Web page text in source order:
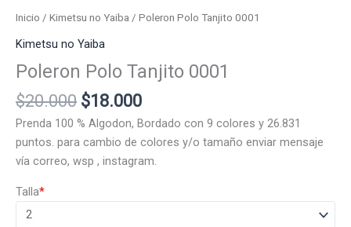
Inicio / Kimetsu no Yaiba / Poleron Polo Tanjito 0001
Kimetsu no Yaiba
Poleron Polo Tanjito 0001
$20.000 El
precio
original
era:
$18.000El
precio
actual
es:
Prenda 100 % Algodon, Bordado con 9 colores y 26.831
puntos. para cambio de colores y/o tamaño enviar mensaje
vía correo, wsp , instagram.
*
Talla